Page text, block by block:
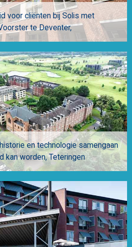
voor cliënten bij Solis met
te Deventer,
en technologie samengaan
kan worden Teteringen